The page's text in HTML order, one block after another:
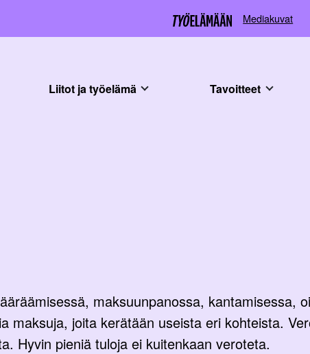
Mediakuvat
Liitot ja työelämä Tavoitteet
maksuunpanossa, kantamisessa,
maksuja, joita kerätään useista eri kohteista.
Hyvin pieniä tuloja ei kuitenkaan veroteta.